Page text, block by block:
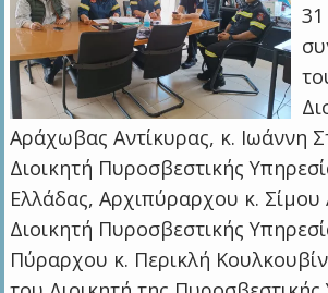
Αράχωβας Αντίκυρας, κ. Ιωάννη
Διοικητή Πυροσβεστικής
Ελλάδας, Αρχιπύραρχου κ.
Διοικητή Πυροσβεστικής
Πύραρχου κ. Περικλή